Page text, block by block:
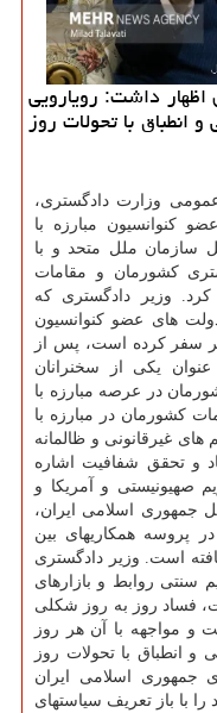
داشت: رویارویی
انطباق با تحولات روز
وزارت دادگستری،
کنوانسیون مبارزه با
سازمان ملل متحد و با
کشورمان و مقامات
وزیر دادگستری که
های عضو کنوانسیون
سفر کرده است، پس از
دوشنبه ۲۴ آذر ۱۴۰۴، به عنوان یکی از سخنرانان
در عرصه مبارزه با
کشورمان در مبارزه با
غیرقانونی و ظالمانه
و تحقق شفافیت اشاره
صهیونیستی و آمریکا و
جمهوری اسلامی ایران،
پروسه همکاریهای بین
است. وزیر دادگستری
سنتی روابط و بازارهای
فساد روز به روز شکلی
و مواجهه با آن هر روز
و انطباق با تحولات روز
جمهوری اسلامی ایران
با باز تعریف سیاستهای